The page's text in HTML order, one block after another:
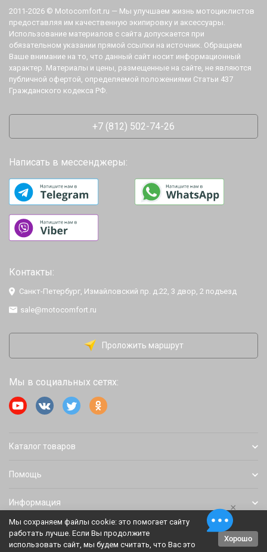
2011-2026 © Motocomfort.ru — Мы улучшаем жизнь мотоциклистов
предоставляя им качественную экипировку и аксессуары.
Использование материалов с сайта допускается при
обязательном указании прямой ссылки на источник. Обращаем
Ваше внимание на то, что данный сайт носит информационный
характер. Материалы и цены, размещенные на сайте, не являются
публичной офертой, определяемой положениями Статьи 437
Гражданского кодекса РФ.
+7 (812) 502-74-26
Написать в мессенджеры:
Контакты:
Санкт-Петербург, Измайловский пр. д.22, 3 двор, 2 подъезд
sale@motocomfort.ru
Проложить маршрут
Мы в социальных сетях:
Каталог товаров
Помощь
Информация
Политика персональных данных
Мы сохраняем файлы cookie: это помогает сайту
работать лучше. Если Вы продолжите
использовать сайт, мы будем считать, что Вас это
Хорошо
×